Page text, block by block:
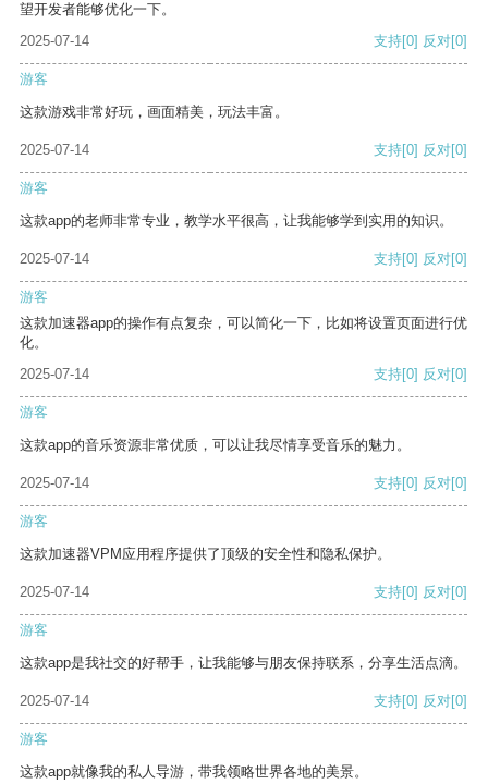
望开发者能够优化一下。
2025-07-14
支持[0] 反对[0]
游客
这款游戏非常好玩，画面精美，玩法丰富。
2025-07-14 支持[0] 反对[0]
游客
这款app的老师非常专业，教学水平很高，让我能够学到实用的知识。
2025-07-14 支持[0] 反对[0]
游客
这款加速器app的操作有点复杂，可以简化一下，比如将设置页面进行优
化。
2025-07-14
支持[0] 反对[0]
游客
这款app的音乐资源非常优质，可以让我尽情享受音乐的魅力。
2025-07-14 支持[0] 反对[0]
游客
这款加速器VPM应用程序提供了顶级的安全性和隐私保护。
2025-07-14 支持[0] 反对[0]
游客
这款app是我社交的好帮手，让我能够与朋友保持联系，分享生活点滴。
2025-07-14 支持[0] 反对[0]
游客
这款app就像我的私人导游，带我领略世界各地的美景。